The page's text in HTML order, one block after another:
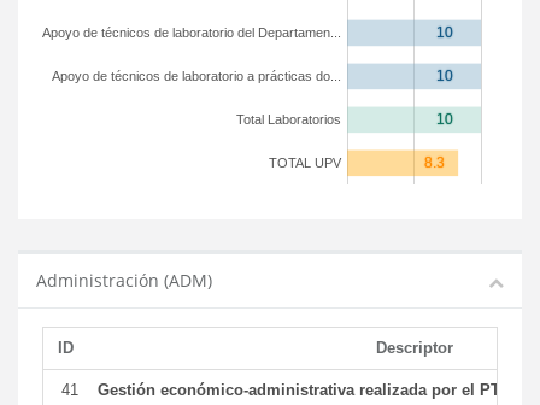
TOTAL UPV
Total Laboratorios
Apoyo de técnicos de laboratorio a prácticas do...
Apoyo de técnicos de laboratorio del Departamen...
Administración (ADM)
ID Descriptor
41 Gestión económico-administrativa realizada por el PTGAS